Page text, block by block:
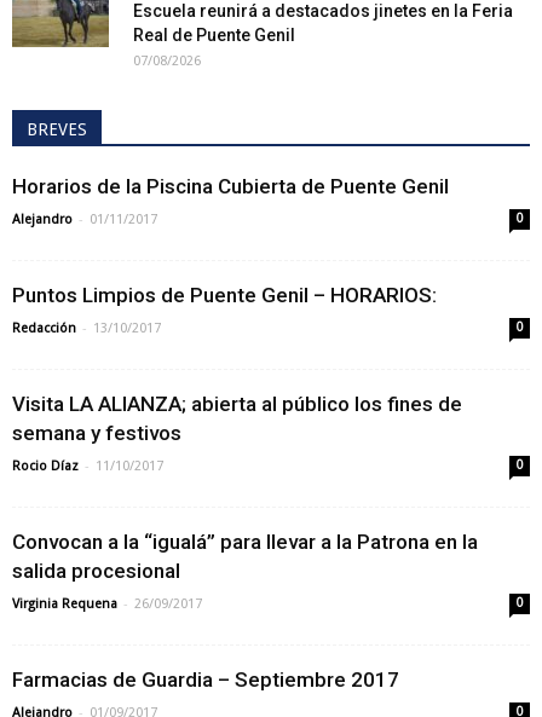
Escuela reunirá a destacados jinetes en la Feria
Real de Puente Genil
07/08/2026
BREVES
Horarios de la Piscina Cubierta de Puente Genil
Alejandro - 01/11/2017 0
Puntos Limpios de Puente Genil – HORARIOS:
Redacción - 13/10/2017 0
Visita LA ALIANZA; abierta al público los fines de
semana y festivos
Rocio Díaz - 11/10/2017 0
Convocan a la “igualá” para llevar a la Patrona en la
salida procesional
Virginia Requena - 26/09/2017 0
Farmacias de Guardia – Septiembre 2017
Alejandro - 01/09/2017 0